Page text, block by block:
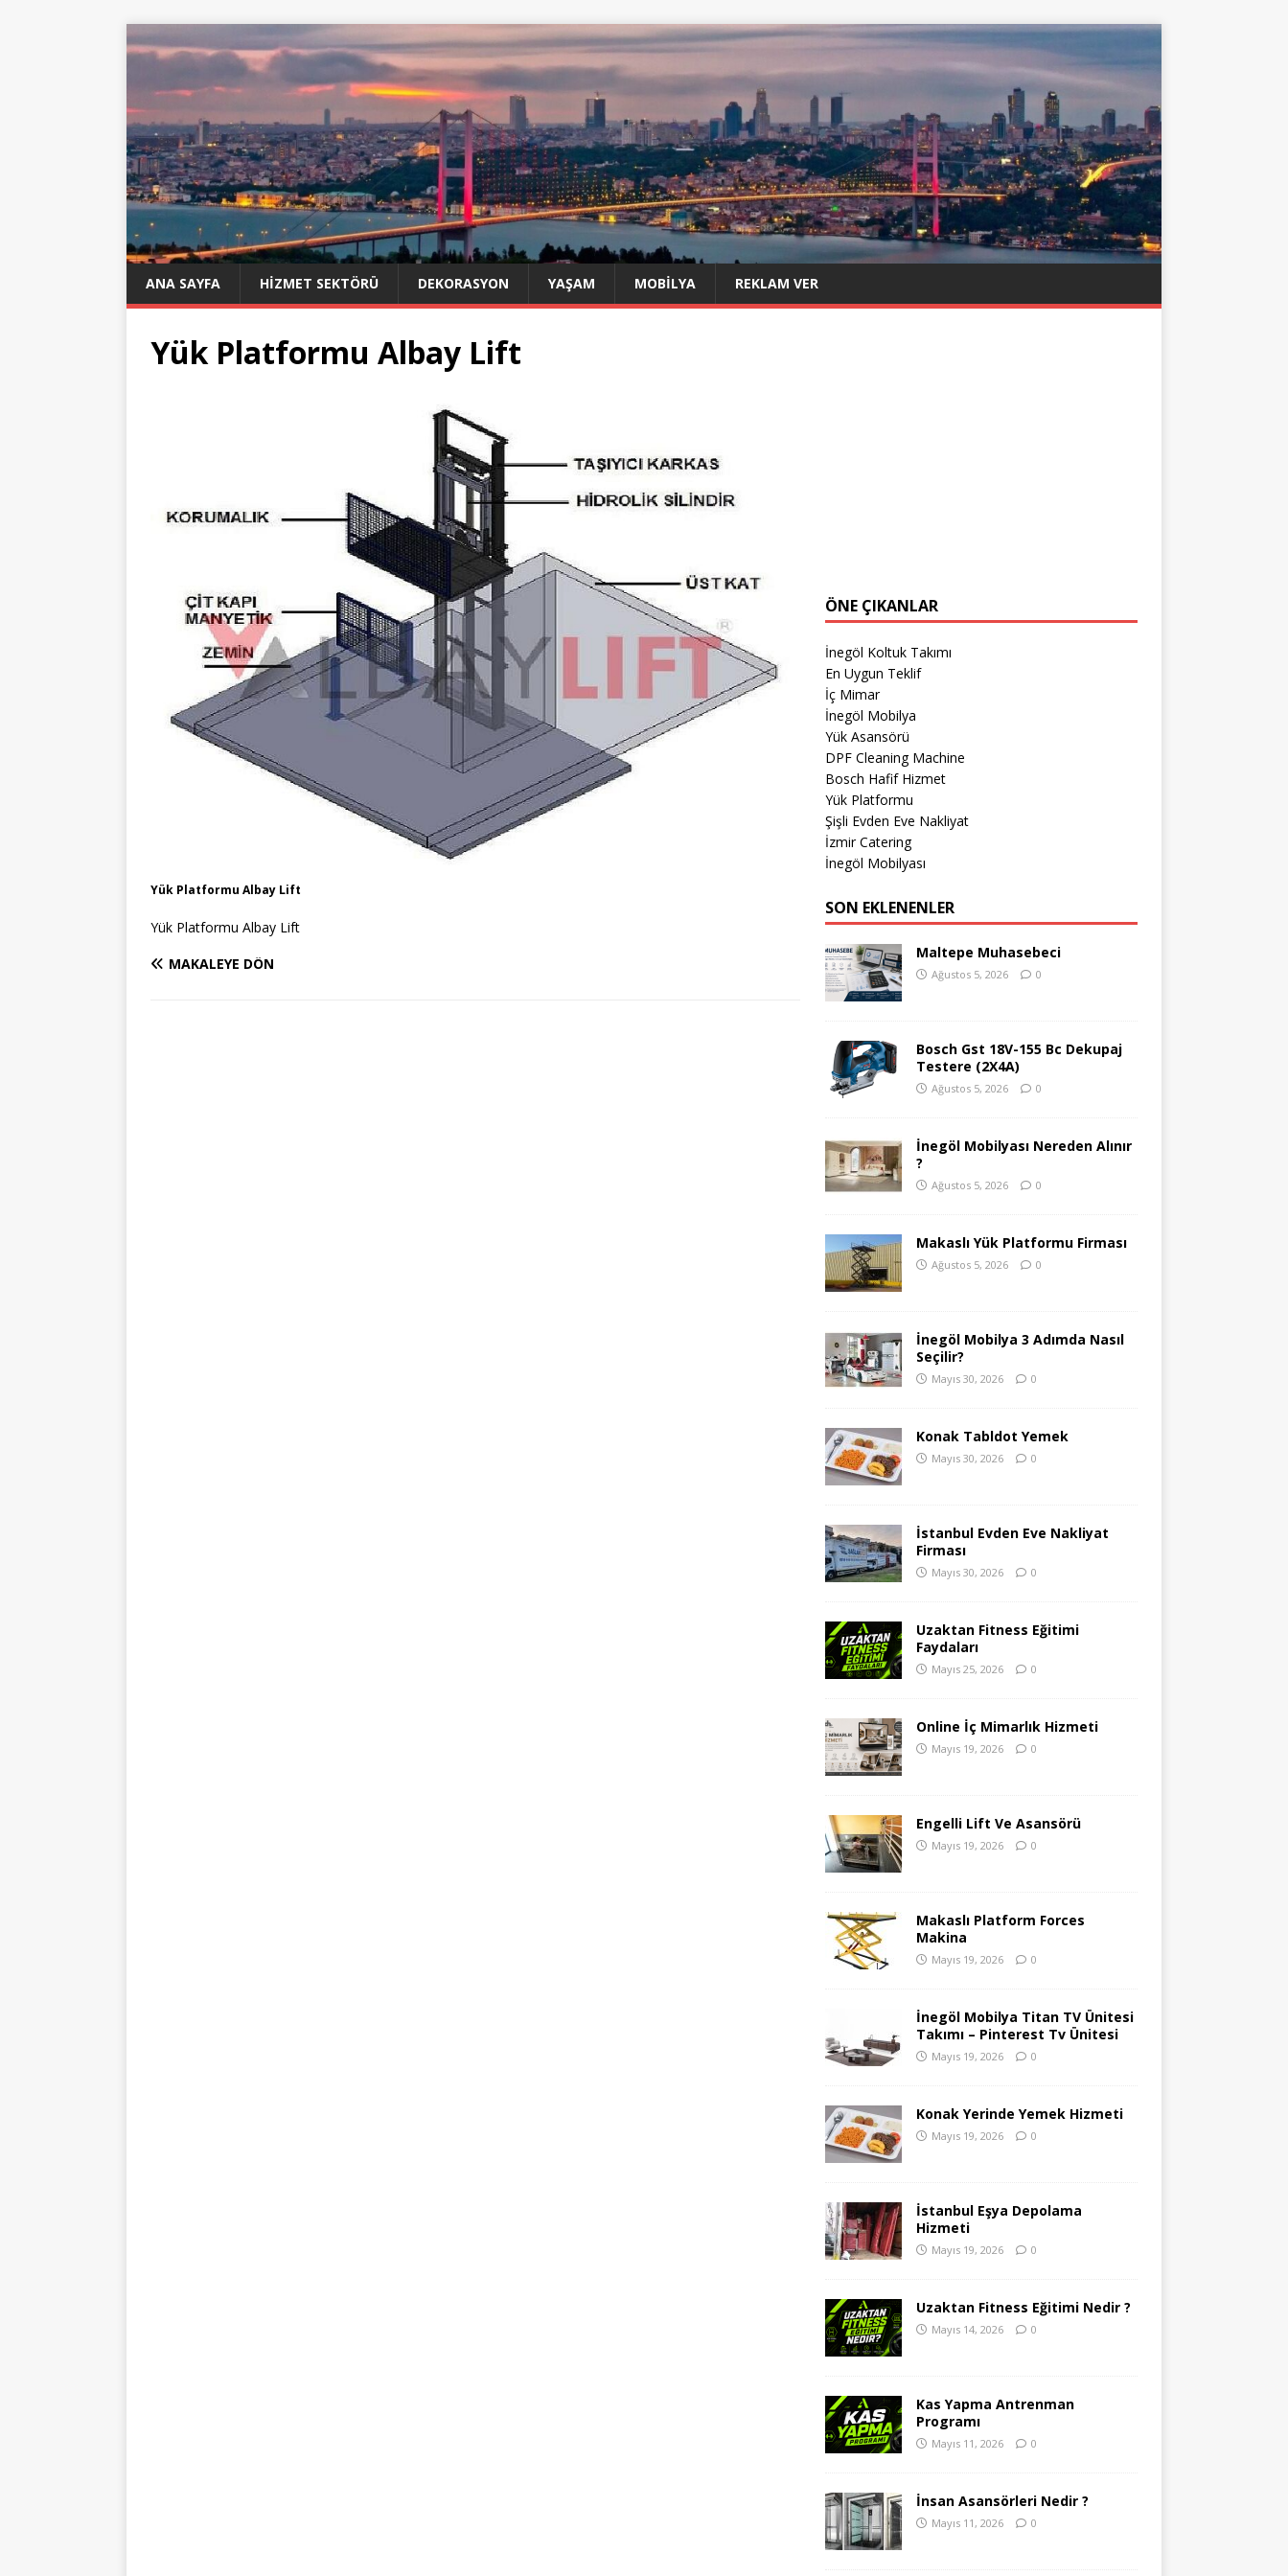
ANA SAYFA HIZMET SEKTÖRÜ DEKORASYON YAŞAM MOBILYA REKLAM VER
Yük Platformu Albay Lift
Yük Platformu Albay Lift
Yük Platformu Albay Lift
MAKALEYE DÖN
ÖNE ÇIKANLAR
İnegöl Koltuk Takımı
En Uygun Teklif
İç Mimar
İnegöl Mobilya
Yük Asansörü
DPF Cleaning Machine
Bosch Hafif Hizmet
Yük Platformu
Şişli Evden Eve Nakliyat
İzmir Catering
İnegöl Mobilyası
SON EKLENENLER
Maltepe Muhasebeci
Ağustos 5, 2026 0
Bosch Gst 18V-155 Bc Dekupaj
Testere (2X4A)
Ağustos 5, 2026 0
İnegöl Mobilyası Nereden Alınır
?
Ağustos 5, 2026 0
Makaslı Yük Platformu Firması
Ağustos 5, 2026 0
İnegöl Mobilya 3 Adımda Nasıl
Seçilir?
Mayıs 30, 2026 0
Konak Tabldot Yemek
Mayıs 30, 2026 0
İstanbul Evden Eve Nakliyat
Firması
Mayıs 30, 2026 0
Uzaktan Fitness Eğitimi
Faydaları
Mayıs 25, 2026 0
Online İç Mimarlık Hizmeti
Mayıs 19, 2026 0
Engelli Lift Ve Asansörü
Mayıs 19, 2026 0
Makaslı Platform Forces
Makina
Mayıs 19, 2026 0
İnegöl Mobilya Titan TV Ünitesi
Takımı – Pinterest Tv Ünitesi
Mayıs 19, 2026 0
Konak Yerinde Yemek Hizmeti
Mayıs 19, 2026 0
İstanbul Eşya Depolama
Hizmeti
Mayıs 19, 2026 0
Uzaktan Fitness Eğitimi Nedir ?
Mayıs 14, 2026 0
Kas Yapma Antrenman
Programı
Mayıs 11, 2026 0
İnsan Asansörleri Nedir ?
Mayıs 11, 2026 0